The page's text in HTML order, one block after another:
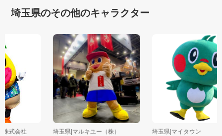
埼玉県のその他のキャラクター
株式会社 埼玉県|マルキユー（株） 埼玉県|マイタウン